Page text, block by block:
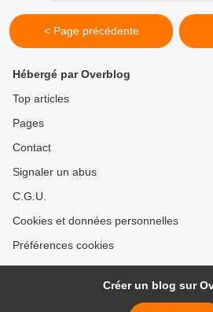
< Page précédente
Hébergé par Overblog
Top articles
Pages
Contact
Signaler un abus
C.G.U.
Cookies et données personnelles
Préférences cookies
Créer un blog sur